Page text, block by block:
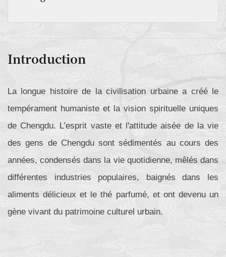
Introduction
La longue histoire de la civilisation urbaine a créé le
tempérament humaniste et la vision spirituelle uniques
de Chengdu. L’esprit vaste et l'attitude aisée de la vie
des gens de Chengdu sont sédimentés au cours des
années, condensés dans la vie quotidienne, mêlés dans
différentes industries populaires, baignés dans les
aliments délicieux et le thé parfumé, et ont devenu un
gène vivant du patrimoine culturel urbain.